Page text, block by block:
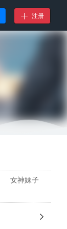
注册
女神妹子